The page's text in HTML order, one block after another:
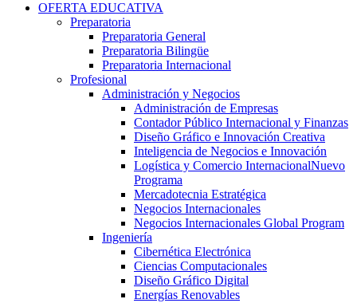
OFERTA EDUCATIVA
Preparatoria
Preparatoria General
Preparatoria Bilingüe
Preparatoria Internacional
Profesional
Administración y Negocios
Administración de Empresas
Contador Público Internacional y Finanzas
Diseño Gráfico e Innovación Creativa
Inteligencia de Negocios e Innovación
Logística y Comercio InternacionalNuevo
Programa
Mercadotecnia Estratégica
Negocios Internacionales
Negocios Internacionales Global Program
Ingeniería
Cibernética Electrónica
Ciencias Computacionales
Diseño Gráfico Digital
Energías Renovables